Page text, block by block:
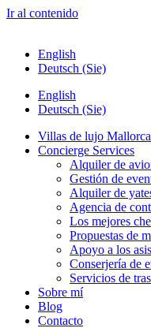
Ir al contenido
English
Deutsch (Sie)
English
Deutsch (Sie)
Villas de lujo Mallorca
Concierge Services
Alquiler de
Gestión de
Alquiler de
Agencia de
Los mejores
Propuestas de
Apoyo a los
Conserjería de
Servicios de
Sobre mí
Blog
Contacto